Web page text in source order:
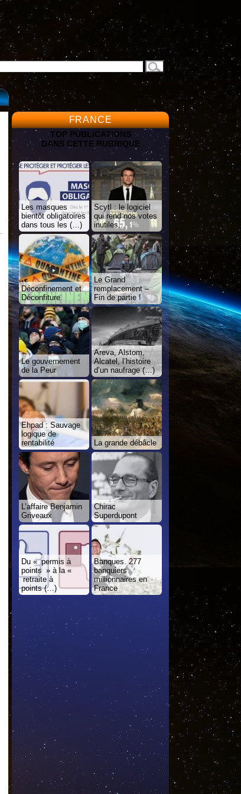
FRANCE
TOP PUBLICATIONS
DANS CETTE RUBRIQUE
Les masques
bientôt obligatoires
dans tous les (…)
Scytl : le logiciel
qui rend nos votes
inutiles...
Déconfinement et
Déconfiture
Le Grand
remplacement –
Fin de partie !
Le gouvernement
de la Peur
Areva, Alstom,
Alcatel, l’histoire
d’un naufrage (…)
Ehpad : Sauvage
logique de
rentabilité
La grande débâcle
L’affaire Benjamin
Griveaux
Chirac
Superdupont
Du « permis à
points » à la «
retraite à
points (…)
Banques. 277
banquiers
millionnaires en
France